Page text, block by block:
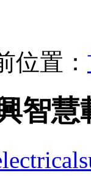
位置：
智慧